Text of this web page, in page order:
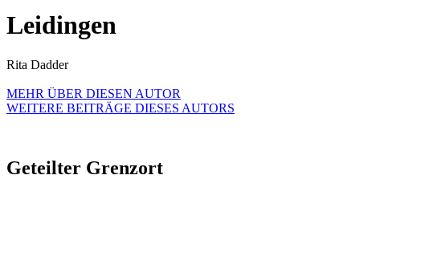
Leidingen
Rita Dadder
MEHR ÜBER DIESEN AUTOR
WEITERE BEITRÄGE DIESES AUTORS
Geteilter Grenzort